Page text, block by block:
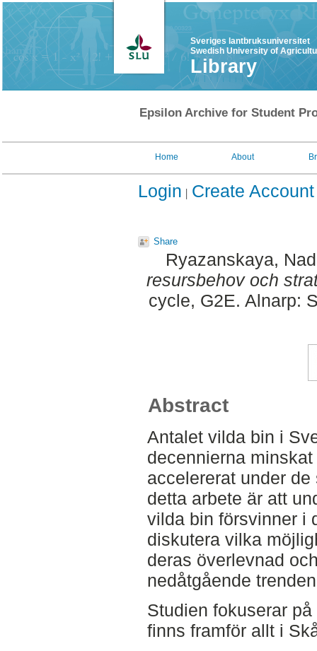
Sveriges lantbruksuniversitet
Swedish University of
Library
Epsilon Archive for Student
Home About
Login Create Account
Share
Ryazanskaya,
resursbehov och
cycle, G2E. Alnarp:
Abstract
Antalet vilda bin i
decennierna
accelererat under
detta arbete är att
vilda bin försvinner i
diskutera vilka
deras överlevnad
nedåtgående
Studien fokuserar
finns framför allt i